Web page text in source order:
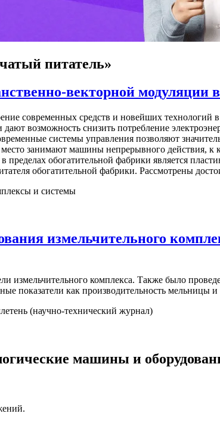
питатель»
векторной модуляции
современных средств и новейших
возможность снизить потребление
системы управления позволяют
место занимают машины непрерывного
пределах обогатительной фабрики является
обогатительной фабрики. Рассмотрены
и системы
измельчительного
измельчительного комплекса. Также было
показатели как производительность
(научно-технический журнал)
машины и